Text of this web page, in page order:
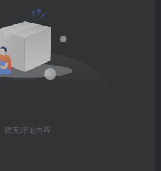
暂无评论内容